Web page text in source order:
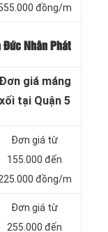
đồng/m
Nhân Phát
Đơn giá máng
xối tại Quận 5
Đơn giá từ
155.000 đến
đồng/m
Đơn giá từ
255.000 đến